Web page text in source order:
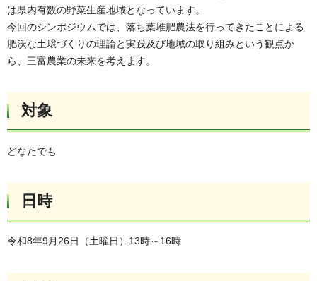
は県内有数の野菜生産地域となっています。
今回のシンポジウムでは、落ち葉堆肥農法を行ってきたことによる
肥沃な土壌づくりの理論と実践及び地域の取り組みという観点か
ら、三富農業の未来を考えます。
対象
どなたでも
日時
令和8年9月26日（土曜日）13時～16時